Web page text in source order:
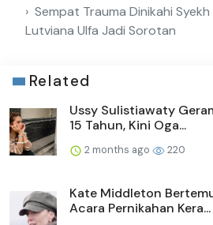
Sempat Trauma Dinikahi
Lutviana Ulfa Jadi Sorotan
Related
Ussy Sulistiawaty
15 Tahun, Kini Oga...
2 months ago 220
Kate Middleton
Acara Pernikahan Kera...